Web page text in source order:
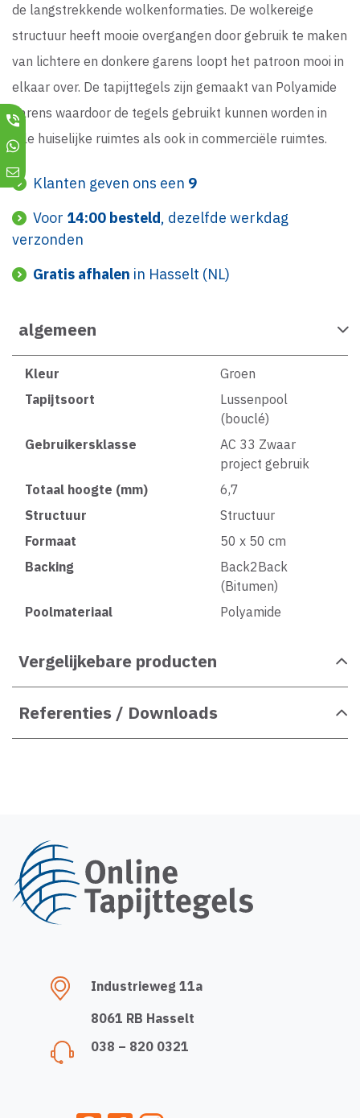
de langstrekkende wolkenformaties. De wolkereige
structuur heeft mooie overgangen door gebruik te maken
van lichtere en donkere garens loopt het patroon mooi in
elkaar over. De tapijttegels zijn gemaakt van Polyamide
garens waardoor de tegels gebruikt kunnen worden in
alle huiselijke ruimtes als ook in commerciële ruimtes.
Klanten geven ons een 9
Voor 14:00 besteld, dezelfde werkdag
verzonden
Gratis afhalen in Hasselt (NL)
algemeen
Kleur
Groen
Tapijtsoort
Lussenpool
(bouclé)
Gebruikersklasse
AC 33 Zwaar
project gebruik
Totaal hoogte (mm)
6,7
Structuur
Structuur
Formaat
50 x 50 cm
Backing
Back2Back
(Bitumen)
Poolmateriaal
Polyamide
Vergelijkebare producten
Referenties / Downloads
Industrieweg 11a
8061 RB Hasselt
038 – 820 0321